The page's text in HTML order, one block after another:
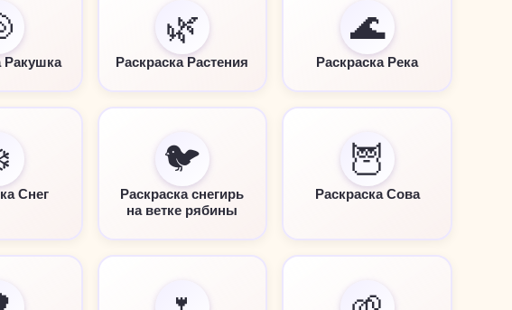
Ракушка
🌿
Раскраска Растения
🌊
Раскраска Река
Снег
🐦
Раскраска снегирь
на ветке рябины
🦉
Раскраска Сова